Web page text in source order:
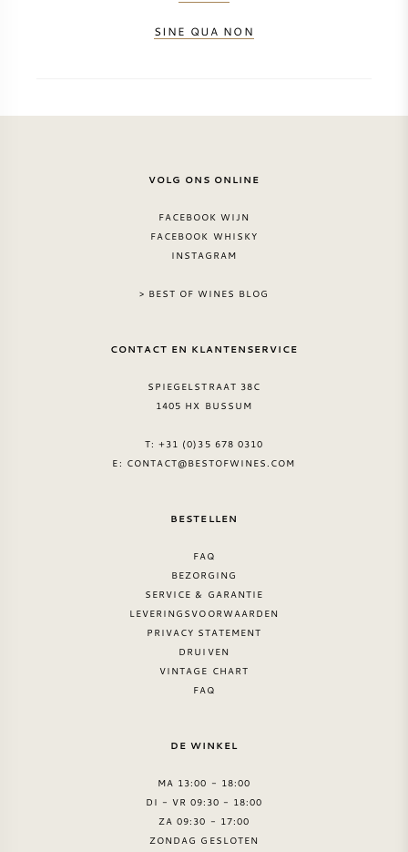
SINE QUA NON
VOLG ONS ONLINE
FACEBOOK WIJN
FACEBOOK WHISKY
INSTAGRAM
> BEST OF WINES BLOG
CONTACT EN KLANTENSERVICE
SPIEGELSTRAAT 38C
1405 HX BUSSUM
T: +31 (0)35 678 0310
E: CONTACT@BESTOFWINES.COM
BESTELLEN
FAQ
BEZORGING
SERVICE & GARANTIE
LEVERINGSVOORWAARDEN
PRIVACY STATEMENT
DRUIVEN
VINTAGE CHART
FAQ
DE WINKEL
MA 13:00 - 18:00
DI - VR 09:30 - 18:00
ZA 09:30 - 17:00
ZONDAG GESLOTEN